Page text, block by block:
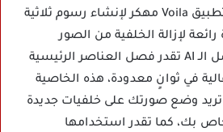
تنزيل تطبيق Voila مهكر لإنشاء رسوم ثلاثية
رائعة لإزالة الخلفية من الصور
بسهولة تامة، بفضل الـ AI تقدر فصل العناصر الرئيسية
في ثوانٍ معدودة، هذه الخاصية
تريد وضع صورتك على خلفيات جديدة
بك، كما تقدر استخدامها